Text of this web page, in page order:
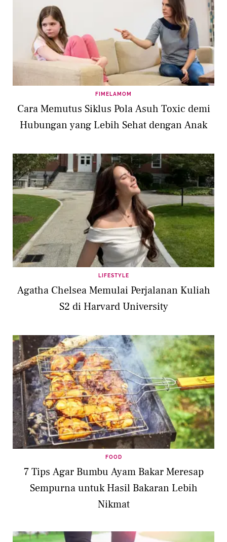
FIMELAMOM
Cara Memutus Siklus Pola Asuh Toxic demi
Hubungan yang Lebih Sehat dengan Anak
LIFESTYLE
Agatha Chelsea Memulai Perjalanan Kuliah
S2 di Harvard University
FOOD
7 Tips Agar Bumbu Ayam Bakar Meresap
Sempurna untuk Hasil Bakaran Lebih
Nikmat